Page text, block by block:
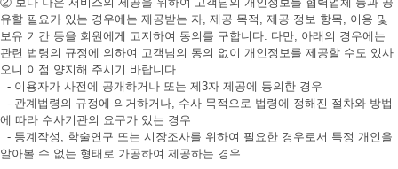
유할 필요가 있는 경우에는 제공받는 자, 제공 목적, 제공 정보 항목, 이용 및
보유 기간 등을 회원에게 고지하여 동의를 구합니다. 다만, 아래의 경우에는
관련 법령의 규정에 의하여 고객님의 동의 없이 개인정보를 제공할 수도 있사
오니 이점 양지해 주시기 바랍니다.
- 이용자가 사전에 공개하거나 또는 제3자 제공에 동의한 경우
- 관계법령의 규정에 의거하거나, 수사 목적으로 법령에 정해진 절차와 방법
에 따라 수사기관의 요구가 있는 경우
- 통계작성, 학술연구 또는 시장조사를 위하여 필요한 경우로서 특정 개인을
알아볼 수 없는 형태로 가공하여 제공하는 경우